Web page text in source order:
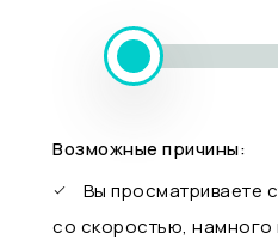
Возможные причины:
Вы просматриваете
со скоростью,